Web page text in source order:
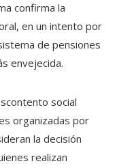
confirma la
en un intento por
de pensiones
envejecida.
social
organizadas por
la decisión
realizan